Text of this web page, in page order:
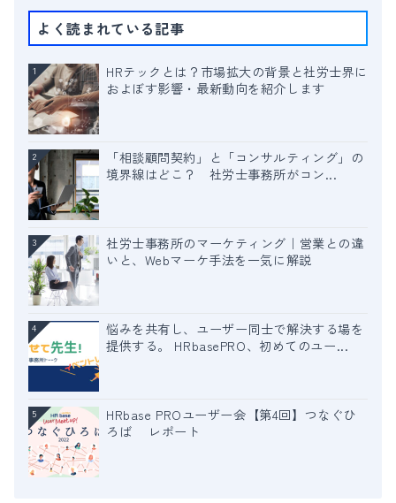
よく読まれている記事
1
HRテックとは？市場拡大の背景と社労士界に
およぼす影響・最新動向を紹介します
2
「相談顧問契約」と「コンサルティング」の
境界線はどこ？ 社労士事務所がコン...
3
社労士事務所のマーケティング｜営業との違
いと、Webマーケ手法を一気に解説
4
悩みを共有し、ユーザー同士で解決する場を
提供する。 HRbasePRO、初めてのユー...
5
HRbase PROユーザー会【第4回】つなぐひ
ろば レポート